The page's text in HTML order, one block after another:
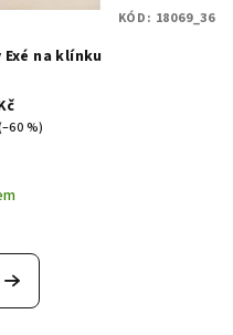
na klínku
%)
KÓD: 18069_36